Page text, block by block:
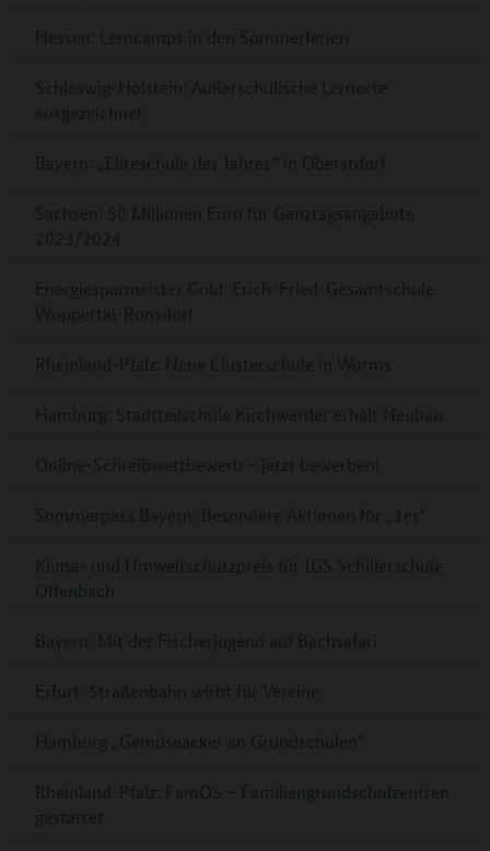
Hessen: Lerncamps in den Sommerferien
Schleswig-Holstein: Außerschulische Lernorte
ausgezeichnet
Bayern: „Eliteschule des Jahres“ in Oberstdorf
Sachsen: 50 Millionen Euro für Ganztagsangebote
2023/2024
Energiesparmeister Gold: Erich-Fried-Gesamtschule
Wuppertal-Ronsdorf
Rheinland-Pfalz: Neue Clusterschule in Worms
Hamburg: Stadtteilschule Kirchwerder erhält Neubau
Online-Schreibwettbewerb – jetzt bewerben!
Sommerpass Bayern: Besondere Aktionen für „1er“
Klima- und Umweltschutzpreis für IGS Schillerschule
Offenbach
Bayern: Mit der Fischerjugend auf Bachsafari
Erfurt: Straßenbahn wirbt für Vereine
Hamburg „Gemüseacker an Grundschulen“
Rheinland-Pfalz: FamOS – Familiengrundschulzentren
gestartet